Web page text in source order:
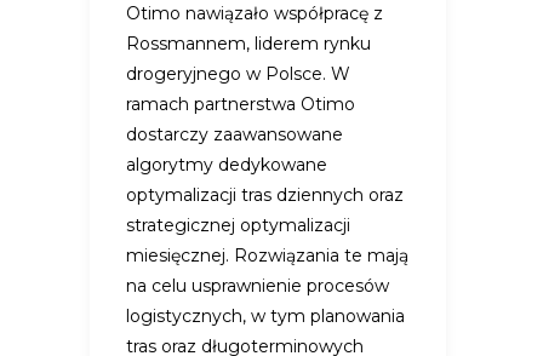
Otimo nawiązało współpracę z
Rossmannem, liderem rynku
drogeryjnego w Polsce. W
ramach partnerstwa Otimo
dostarczy zaawansowane
algorytmy dedykowane
optymalizacji tras dziennych oraz
strategicznej optymalizacji
miesięcznej. Rozwiązania te mają
na celu usprawnienie procesów
logistycznych, w tym planowania
tras oraz długoterminowych